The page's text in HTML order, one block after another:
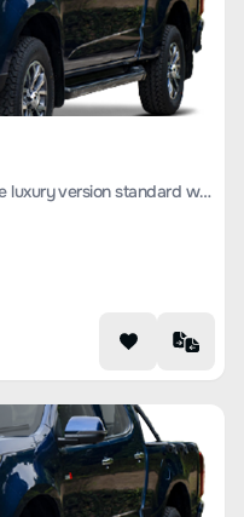
1.8T gasoline manual four-wheel drive luxury version standard wheelbase CE18